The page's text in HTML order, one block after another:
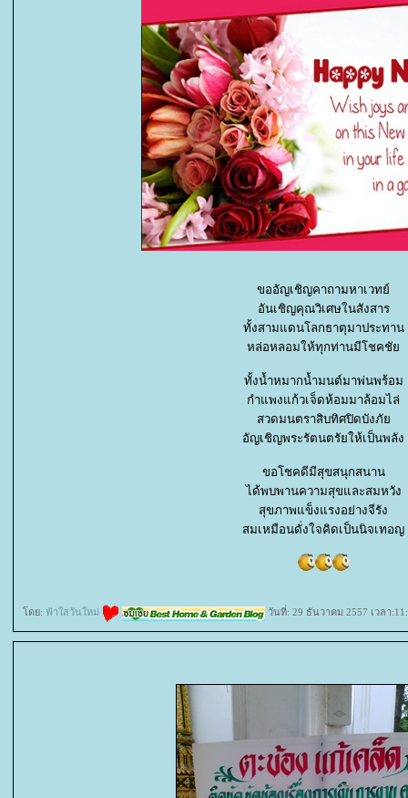
ขออัญเชิญคาถามหาเวทย์
อันเชิญคุณวิเศษในสังสาร
ทั้งสามแดนโลกธาตุมาประทาน
หล่อหลอมให้ทุกท่านมีโชคชั
ทั้งน้ำหมากน้ำมนต์มาพ่นพร้อม
กำแพงแก้วเจ็ดห้อมมาล้อมไล่
สวดมนตราสิบทิศปิดบังภั
อัญเชิญพระรัตนตรัยให้เป็นพลัง
ขอโชคดีมีสุขสนุกสนาน
ได้พบพานความสุขและสมหวัง
สุขภาพแข็งแรงอย่างจีรัง
สมเหมือนดั่งใจคิดเป็นนิจเทอญ
ดย: ฟ้าใสวันใหม่ วันที่: 29 ธันวาคม 2557 เวลา